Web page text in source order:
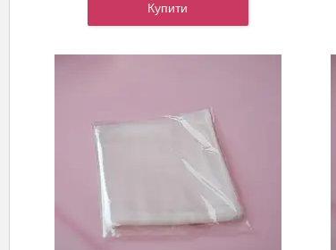
Купити